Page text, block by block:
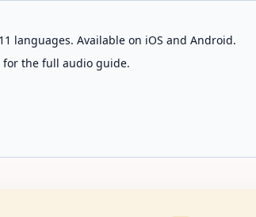
languages. Available on iOS and Android.
for the full audio guide.